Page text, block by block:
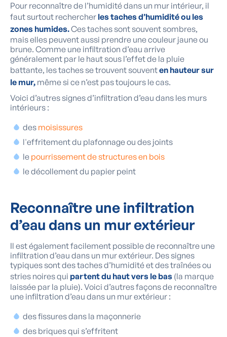
Pour reconnaître de l’humidité dans un mur intérieur, il
faut surtout rechercher les taches d’humidité ou les
zones humides.Ces taches sont souvent sombres,
mais elles peuvent aussi prendre une couleur jaune ou
brune. Comme une infiltration d’eau arrive
généralement par le haut sous l’effet de la pluie
battante, les taches se trouvent souventen hauteur sur
le mur, même si ce n’est pas toujours le cas.
Voici d’autres signes d’infiltration d’eau dans les murs
intérieurs :
des moisissures
l'effritement du plafonnage ou des joints
le pourrissement de structures en bois
le décollement du papier peint
Reconnaître une infiltration
d’eau dans un mur extérieur
Il est également facilement possible de reconnaître une
infiltration d’eau dans un mur extérieur. Des signes
typiques sont des taches d’humidité et des traînées ou
stries noires qui partent du haut vers le bas (la marque
laissée par la pluie). Voici d’autres façons de reconnaître
une infiltration d’eau dans un mur extérieur :
des fissures dans la maçonnerie
des briques qui s’effritent